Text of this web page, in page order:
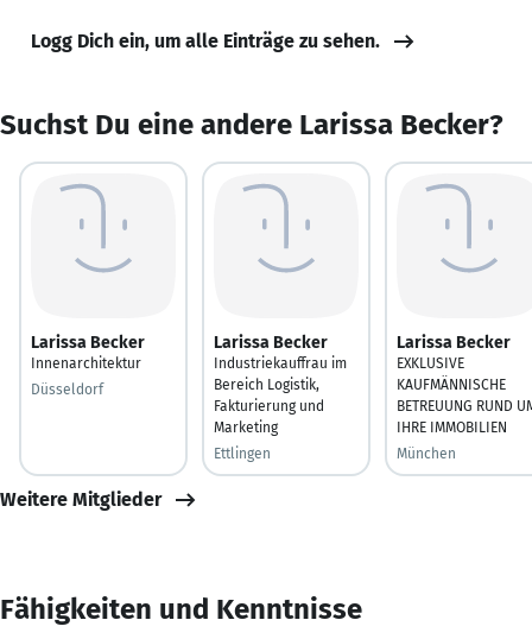
Logg Dich ein, um alle Einträge zu sehen.
Suchst Du eine andere Larissa Becker?
Larissa Becker
Innenarchitektur
Düsseldorf
Larissa Becker
Industriekauffrau im
Bereich Logistik,
Fakturierung und
Marketing
Ettlingen
Larissa Becker
EXKLUSIVE
KAUFMÄNNISCHE
BETREUUNG RUND
IHRE IMMOBILIEN
München
Weitere Mitglieder
Fähigkeiten und Kenntnisse